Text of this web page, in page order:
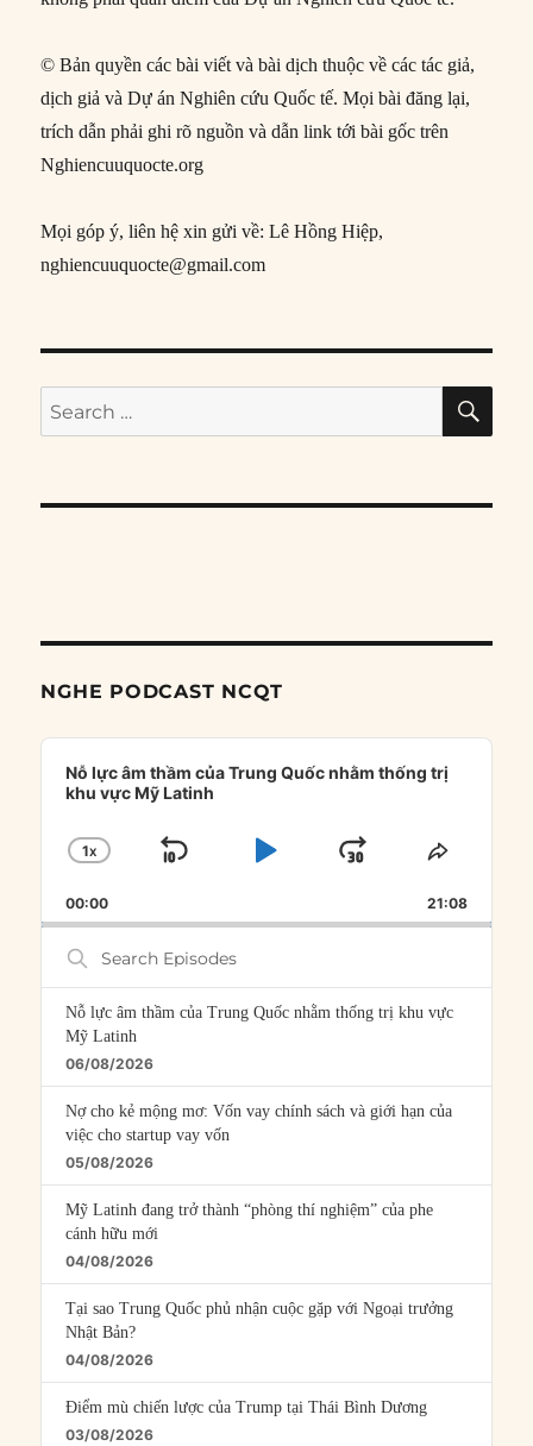
© Bản quyền các bài viết và bài dịch thuộc về các tác giả,
dịch giả và Dự án Nghiên cứu Quốc tế. Mọi bài đăng lại,
trích dẫn phải ghi rõ nguồn và dẫn link tới bài gốc trên
Nghiencuuquocte.org
Mọi góp ý, liên hệ xin gửi về: Lê Hồng Hiệp,
nghiencuuquocte@gmail.com
Search
for:
NGHE PODCAST NCQT
Audio
Player
Nỗ lực âm thầm của Trung Quốc nhằm thống trị
khu vực Mỹ Latinh
CHANGE
RATE
1X
SKIP
PLAYJUMP
FORWARD
SHARE
00:00 21:08
Search
Episodes
Nỗ lực âm thầm của Trung Quốc nhằm thống trị khu vực
Mỹ Latinh
06/08/2026
Nợ cho kẻ mộng mơ: Vốn vay chính sách và giới hạn của
việc cho startup vay vốn
05/08/2026
Mỹ Latinh đang trở thành “phòng thí nghiệm” của phe
cánh hữu mới
04/08/2026
Tại sao Trung Quốc phủ nhận cuộc gặp với Ngoại trưởng
Nhật Bản?
04/08/2026
Điểm mù chiến lược của Trump tại Thái Bình Dương
03/08/2026